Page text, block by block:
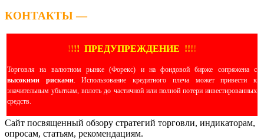
КОНТАКТЫ —
!!!! ПРЕДУПРЕЖДЕНИЕ !!!!
Торговля на валютном рынке (Форекс) и на фондовой бирже сопряжена с
высокими рисками. Использование кредитного плеча может привести к
значительным убыткам, вплоть до частичной или полной потери инвестированных
средств.
Сайт посвященный обзору стратегий торговли, индикаторам,
опросам, статьям, рекомендациям.